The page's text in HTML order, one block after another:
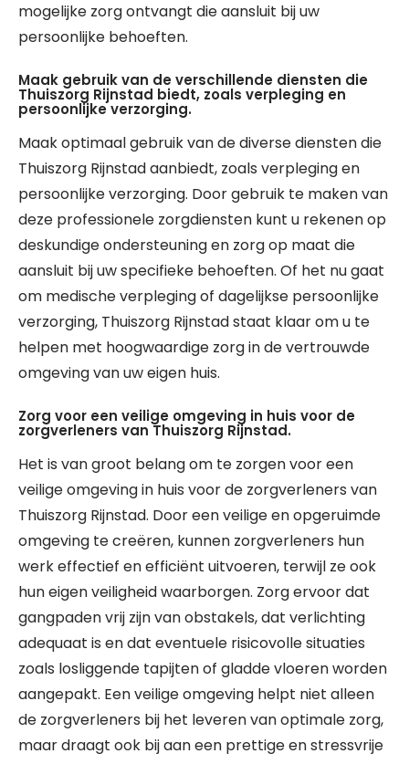
mogelijke zorg ontvangt die aansluit bij uw
persoonlijke behoeften.
Maak gebruik van de verschillende diensten die
Thuiszorg Rijnstad biedt, zoals verpleging en
persoonlijke verzorging.
Maak optimaal gebruik van de diverse diensten die
Thuiszorg Rijnstad aanbiedt, zoals verpleging en
persoonlijke verzorging. Door gebruik te maken van
deze professionele zorgdiensten kunt u rekenen op
deskundige ondersteuning en zorg op maat die
aansluit bij uw specifieke behoeften. Of het nu gaat
om medische verpleging of dagelijkse persoonlijke
verzorging, Thuiszorg Rijnstad staat klaar om u te
helpen met hoogwaardige zorg in de vertrouwde
omgeving van uw eigen huis.
Zorg voor een veilige omgeving in huis voor de
zorgverleners van Thuiszorg Rijnstad.
Het is van groot belang om te zorgen voor een
veilige omgeving in huis voor de zorgverleners van
Thuiszorg Rijnstad. Door een veilige en opgeruimde
omgeving te creëren, kunnen zorgverleners hun
werk effectief en efficiënt uitvoeren, terwijl ze ook
hun eigen veiligheid waarborgen. Zorg ervoor dat
gangpaden vrij zijn van obstakels, dat verlichting
adequaat is en dat eventuele risicovolle situaties
zoals losliggende tapijten of gladde vloeren worden
aangepakt. Een veilige omgeving helpt niet alleen
de zorgverleners bij het leveren van optimale zorg,
maar draagt ook bij aan een prettige en stressvrije